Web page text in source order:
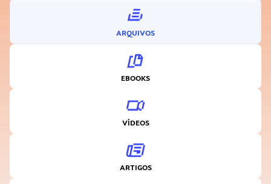
ARQUIVOS
EBOOKS
VÍDEOS
ARTIGOS